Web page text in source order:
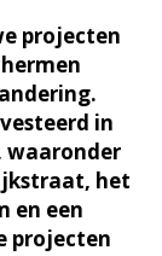
projecten
in
waaronder
het
en een
projecten